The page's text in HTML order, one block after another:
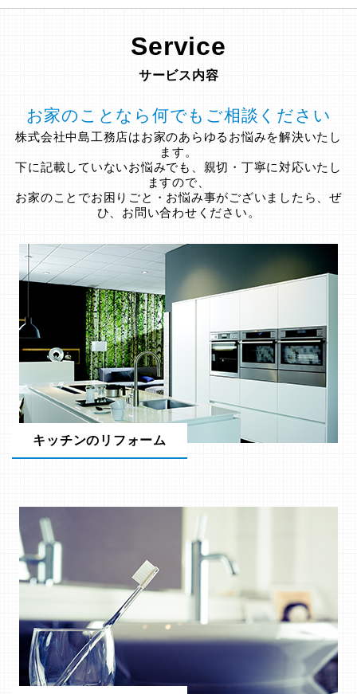
Service
サービス内容
お家のことなら何でもご相談ください
株式会社中島工務店はお家のあらゆるお悩みを解決いたし
ます。
下に記載していないお悩みでも、親切・丁寧に対応いたし
ますので、
お家のことでお困りごと・お悩み事がございましたら、ぜ
ひ、お問い合わせください。
キッチンのリフォーム